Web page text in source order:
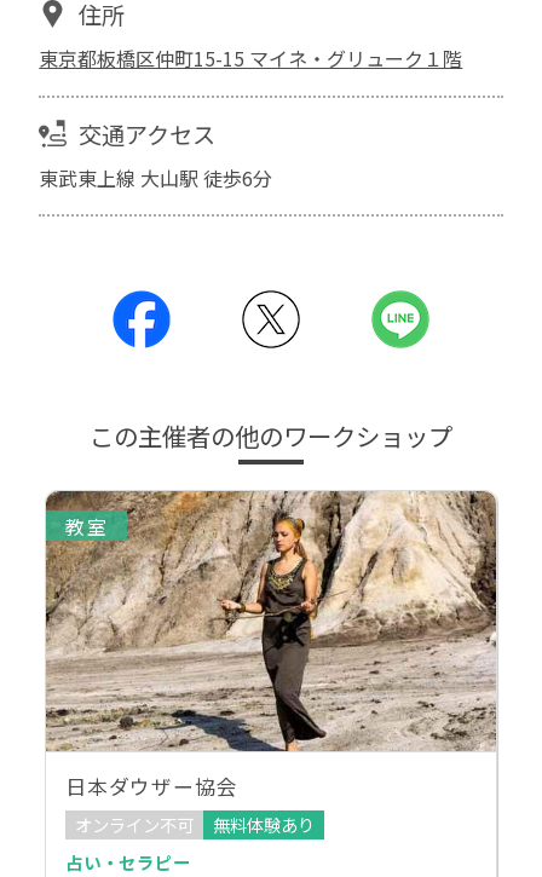
住所
東京都板橋区仲町15-15 マイネ・グリューク１階
交通アクセス
東武東上線 大山駅 徒歩6分
この主催者の他のワークショップ
教室
日本ダウザー協会
オンライン不可
無料体験あり
占い・セラピー